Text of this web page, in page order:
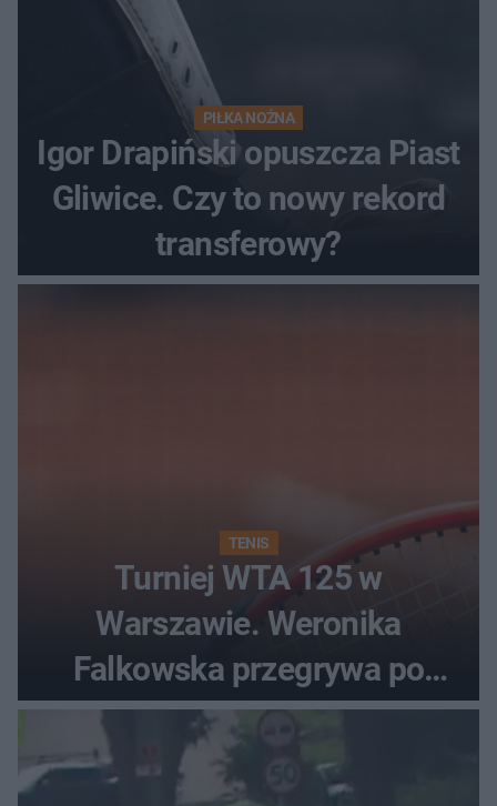
PIŁKA NOŻNA
Igor Drapiński opuszcza Piast
Gliwice. Czy to nowy rekord
transferowy?
TENIS
Turniej WTA 125 w
Warszawie. Weronika
Falkowska przegrywa po
zaciętym boju